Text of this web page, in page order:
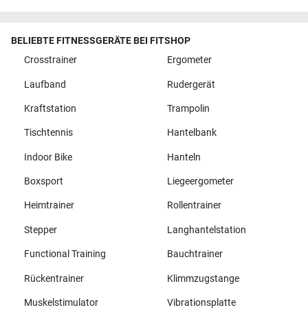
BELIEBTE FITNESSGERÄTE BEI FITSHOP
Crosstrainer
Ergometer
Laufband Rudergerät
Kraftstation Trampolin
Tischtennis Hantelbank
Indoor Bike Hanteln
Boxsport Liegeergometer
Heimtrainer Rollentrainer
Stepper Langhantelstation
Functional Training Bauchtrainer
Rückentrainer Klimmzugstange
Muskelstimulator Vibrationsplatte